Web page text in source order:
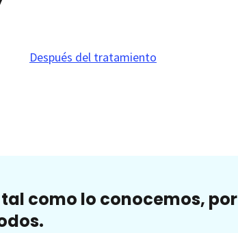
Después del tratamiento
como lo conocemos, por